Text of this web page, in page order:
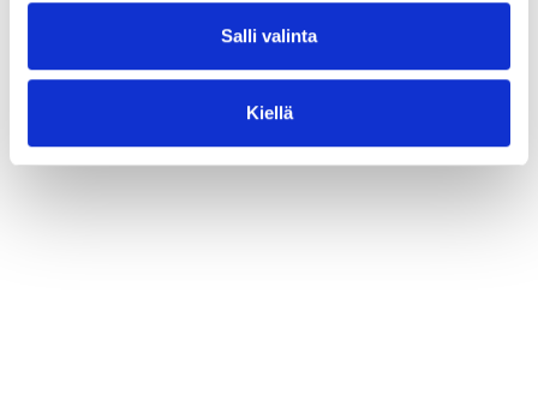
Salli valinta
Kiellä